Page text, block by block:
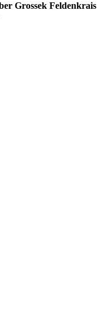
Grossek Feldenkrais